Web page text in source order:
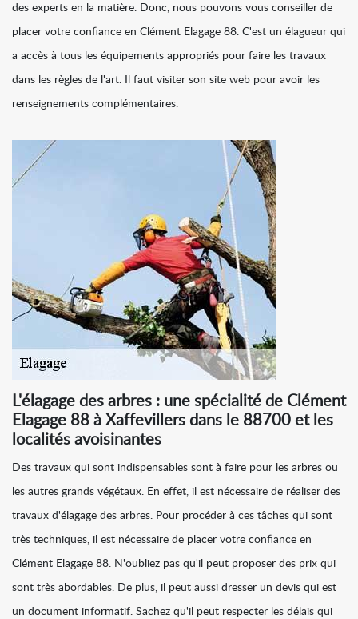
des experts en la matière. Donc, nous pouvons vous conseiller de
placer votre confiance en Clément Elagage 88. C'est un élagueur qui
a accès à tous les équipements appropriés pour faire les travaux
dans les règles de l'art. Il faut visiter son site web pour avoir les
renseignements complémentaires.
L'élagage des arbres : une spécialité de Clément
Elagage 88 à Xaffevillers dans le 88700 et les
localités avoisinantes
Des travaux qui sont indispensables sont à faire pour les arbres ou
les autres grands végétaux. En effet, il est nécessaire de réaliser des
travaux d'élagage des arbres. Pour procéder à ces tâches qui sont
très techniques, il est nécessaire de placer votre confiance en
Clément Elagage 88. N'oubliez pas qu'il peut proposer des prix qui
sont très abordables. De plus, il peut aussi dresser un devis qui est
un document informatif. Sachez qu'il peut respecter les délais qui